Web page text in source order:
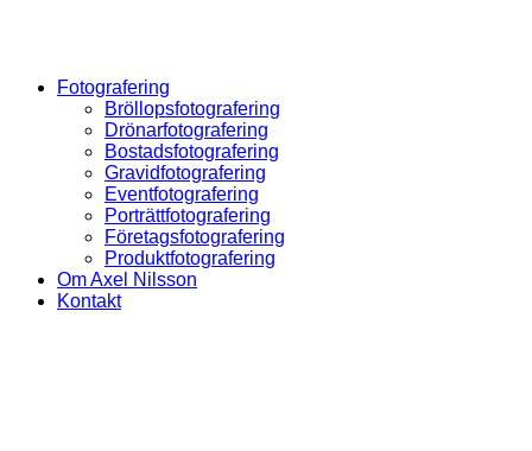
Fotografering
Bröllopsfotografering
Drönarfotografering
Bostadsfotografering
Gravidfotografering
Eventfotografering
Porträttfotografering
Företagsfotografering
Produktfotografering
Om Axel Nilsson
Kontakt